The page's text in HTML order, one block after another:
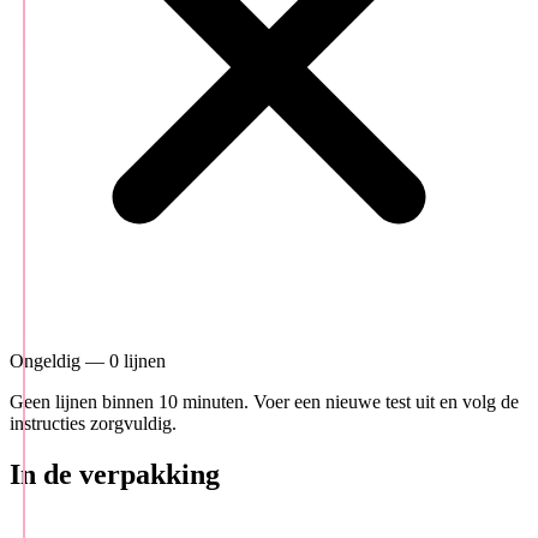
Ongeldig — 0 lijnen
Geen lijnen binnen 10 minuten. Voer een nieuwe test uit en volg de
instructies zorgvuldig.
In de verpakking